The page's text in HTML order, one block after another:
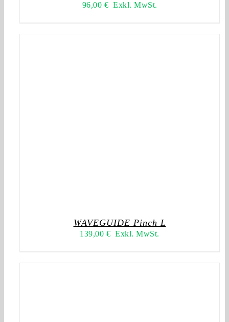
96,00 € Exkl. MwSt.
WAVEGUIDE Pinch L
139,00 € Exkl. MwSt.